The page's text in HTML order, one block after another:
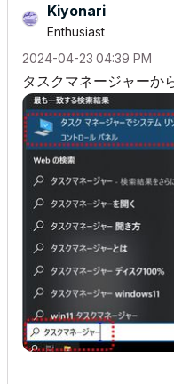
Kiyonari
Enthusiast
‎2024-04-23 04:39 PM
タスクマネージャーか